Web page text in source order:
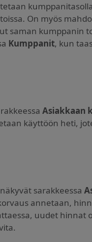
On myös
saman kumppanin
Kumppanit, kun
Asiakkaan
käyttöön heti,
sarakkeessa
annetaan,
uudet hinnat